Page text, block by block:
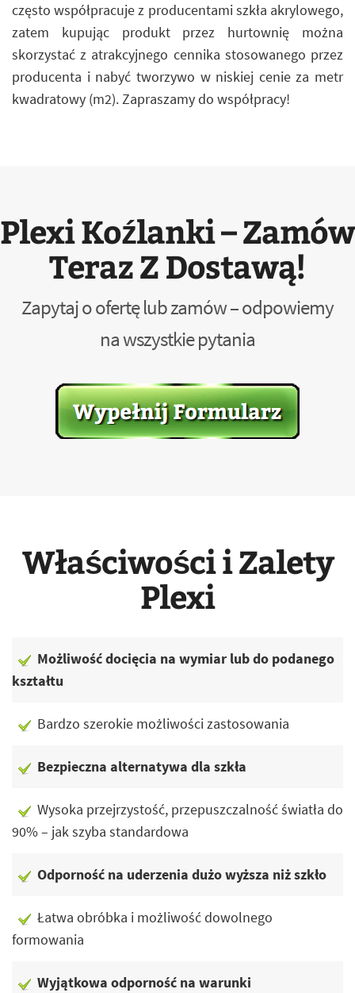
często współpracuje z producentami szkła akrylowego,
zatem kupując produkt przez hurtownię można
skorzystać z atrakcyjnego cennika stosowanego przez
producenta i nabyć tworzywo w niskiej cenie za metr
kwadratowy (m2). Zapraszamy do współpracy!
Plexi Koźlanki – Zamów
Teraz Z Dostawą!
Zapytaj o ofertę lub zamów – odpowiemy
na wszystkie pytania
Właściwości i Zalety
Plexi
Możliwość docięcia na wymiar lub do podanego
kształtu
Bardzo szerokie możliwości zastosowania
Bezpieczna alternatywa dla szkła
Wysoka przejrzystość, przepuszczalność światła do
90% – jak szyba standardowa
Odporność na uderzenia dużo wyższa niż szkło
Łatwa obróbka i możliwość dowolnego
formowania
Wyjątkowa odporność na warunki